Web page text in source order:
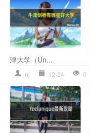
津大学（Un...
nj 12-24 0